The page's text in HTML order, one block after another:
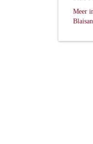
Meer